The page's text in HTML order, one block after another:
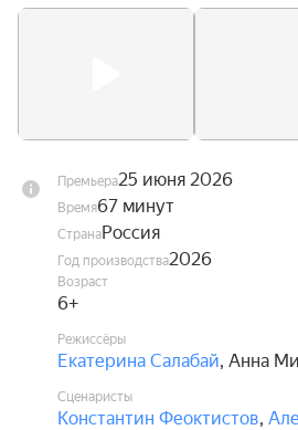
самом прямом смысле.
Премьера25 июня 2026
Время67 минут
СтранаРоссия
Год производства2026
Возраст
6+
Режиссёры
Екатерина Салабай, Анна
Сценаристы
Константин Феоктистов,